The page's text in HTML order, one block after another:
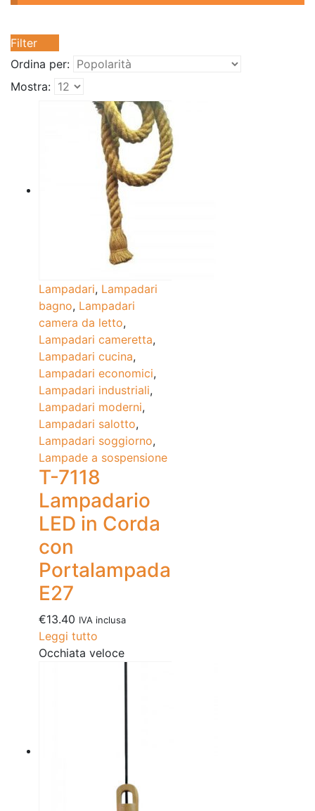
Filter
Ordina per:
Mostra:
Lampadari, Lampadari
bagno, Lampadari
camera da letto,
Lampadari cameretta,
Lampadari cucina,
Lampadari economici,
Lampadari industriali,
Lampadari moderni,
Lampadari salotto,
Lampadari soggiorno,
Lampade a sospensione
T-7118
Lampadario
LED in Corda
con
Portalampada
E27
€13.40 IVA inclusa
Leggi tutto
Occhiata veloce